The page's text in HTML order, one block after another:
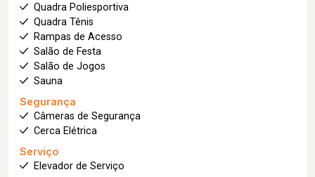
Quadra Poliesportiva
Quadra Tênis
Rampas de Acesso
Salão de Festa
Salão de Jogos
Sauna
Segurança
Câmeras de Segurança
Cerca Elétrica
Serviço
Elevador de Serviço